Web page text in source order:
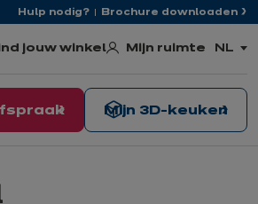
Hulp nodig? Brochure downloaden
jouw winkel Mijn ruimte NL
,
taal
Mijn 3D-keuken